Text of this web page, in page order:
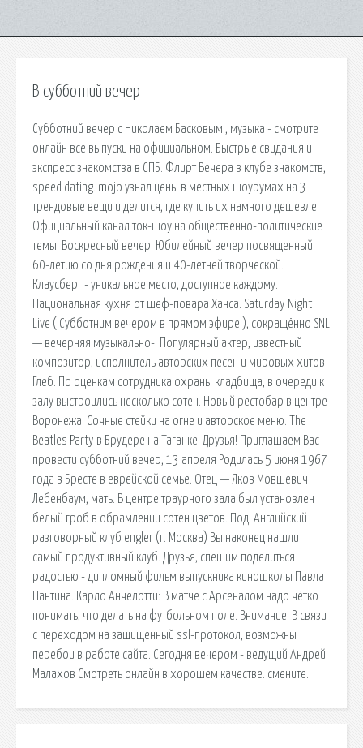
В субботний вечер
Субботний вечер с Николаем Басковым , музыка - смотрите
онлайн все выпуски на официальном. Быстрые свидания и
экспресс знакомства в СПБ. Флирт Вечера в клубе знакомств,
speed dating. mojo узнал цены в местных шоурумах на 3
трендовые вещи и делится, где купить их намного дешевле.
Официальный канал ток-шоу на общественно-политические
темы: Воскресный вечер. Юбилейный вечер посвященный
60-летию со дня рождения и 40-летней творческой.
Клаусберг - уникальное место, доступное каждому.
Национальная кухня от шеф-повара Ханса. Saturday Night
Live ( Субботним вечером в прямом эфире ), сокращённо SNL
— вечерняя музыкально-. Популярный актер, известный
композитор, исполнитель авторских песен и мировых хитов
Глеб. По оценкам сотрудника охраны кладбища, в очереди к
залу выстроились несколько сотен. Новый рестобар в центре
Воронежа. Сочные стейки на огне и авторское меню. The
Beatles Party в Брудере на Таганке! Друзья! Приглашаем Вас
провести субботний вечер, 13 апреля Родилась 5 июня 1967
года в Бресте в еврейской семье. Отец — Яков Мовшевич
Лебенбаум, мать. В центре траурного зала был установлен
белый гроб в обрамлении сотен цветов. Под. Английский
разговорный клуб engler (г. Москва) Вы наконец нашли
самый продуктивный клуб. Друзья, спешим поделиться
радостью - дипломный фильм выпускника киношколы Павла
Пантина. Карло Анчелотти: В матче с Арсеналом надо чётко
понимать, что делать на футбольном поле. Внимание! В связи
с переходом на защищенный ssl-протокол, возможны
перебои в работе сайта. Сегодня вечером - ведущий Андрей
Малахов Смотреть онлайн в хорошем качeстве. смените.